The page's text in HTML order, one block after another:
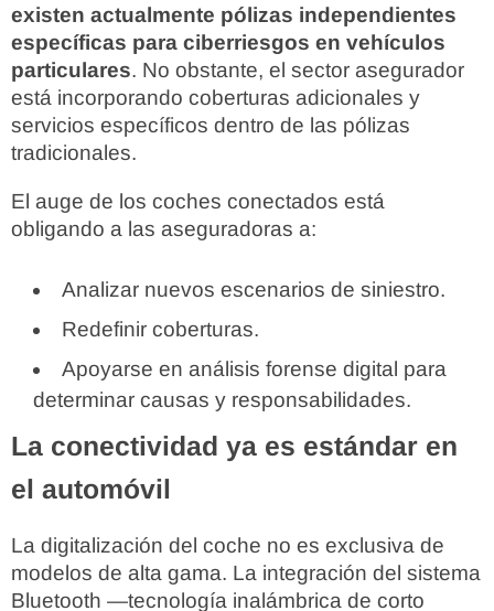
existen actualmente pólizas independientes
específicas para ciberriesgos en vehículos
particulares. No obstante, el sector asegurador
está incorporando coberturas adicionales y
servicios específicos dentro de las pólizas
tradicionales.
El auge de los coches conectados está
obligando a las aseguradoras a:
Analizar nuevos escenarios de siniestro.
Redefinir coberturas.
Apoyarse en análisis forense digital para
determinar causas y responsabilidades.
La conectividad ya es estándar en
el automóvil
La digitalización del coche no es exclusiva de
modelos de alta gama. La integración del sistema
Bluetooth —tecnología inalámbrica de corto